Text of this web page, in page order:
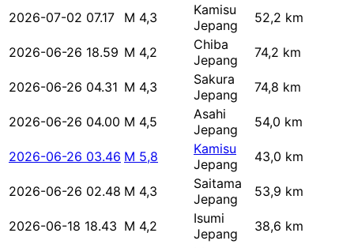
2026-07-02 07.17 M 4,3
Kamisu
Jepang
52,2 km
2026-06-26 18.59 M 4,2
Chiba
Jepang
74,2 km
2026-06-26 04.31 M 4,3
Sakura
Jepang
74,8 km
2026-06-26 04.00 M 4,5
Asahi
Jepang
54,0 km
2026-06-26 03.46 M 5,8
Kamisu
Jepang
43,0 km
2026-06-26 02.48 M 4,3
Saitama
Jepang
53,9 km
2026-06-18 18.43 M 4,2
Isumi
Jepang
38,6 km